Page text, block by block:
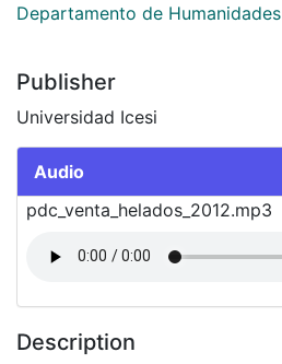
Departamento de Humanidades
Publisher
Universidad Icesi
Audio
pdc_venta_helados_2012.mp3
Description